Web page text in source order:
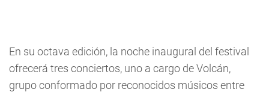
En su octava edición, la noche inaugural del festival
ofrecerá tres conciertos, uno a cargo de Volcán,
grupo conformado por reconocidos músicos entre